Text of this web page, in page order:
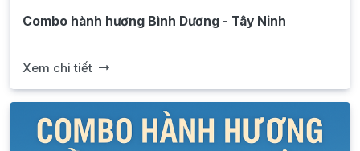
Combo hành hương Bình Dương - Tây Ninh
Xem chi tiết